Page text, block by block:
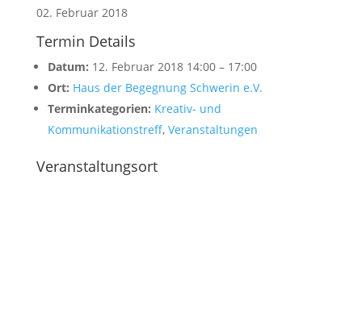
02. Februar 2018
Termin Details
Datum: 12. Februar 2018 14:00– 17:00
Ort: Haus der Begegnung Schwerin e.V.
Terminkategorien: Kreativ- und
Kommunikationstreff, Veranstaltungen
Veranstaltungsort